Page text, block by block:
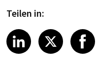
Teilen in:
Share on
LinkedIn
Share
X